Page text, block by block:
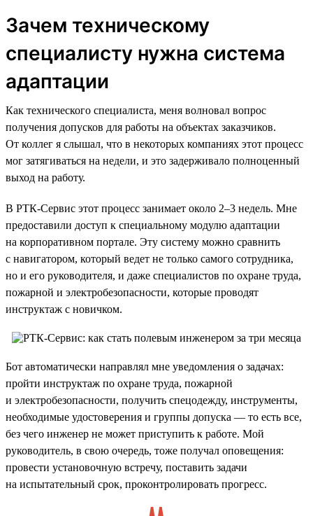
Зачем техническому
специалисту нужна система
адаптации
Как технического специалиста, меня волновал вопрос
получения допусков для работы на объектах заказчиков.
От коллег я слышал, что в некоторых компаниях этот процесс
мог затягиваться на недели, и это задерживало полноценный
выход на работу.
В РТК-Сервис этот процесс занимает около 2–3 недель. Мне
предоставили доступ к специальному модулю адаптации
на корпоративном портале. Эту систему можно сравнить
с навигатором, который ведет не только самого сотрудника,
но и его руководителя, и даже специалистов по охране труда,
пожарной и электробезопасности, которые проводят
инструктаж с новичком.
Бот автоматически направлял мне уведомления о задачах:
пройти инструктаж по охране труда, пожарной
и электробезопасности, получить спецодежду, инструменты,
необходимые удостоверения и группы допуска — то есть все,
без чего инженер не может приступить к работе. Мой
руководитель, в свою очередь, тоже получал оповещения:
провести установочную встречу, поставить задачи
на испытательный срок, проконтролировать прогресс.